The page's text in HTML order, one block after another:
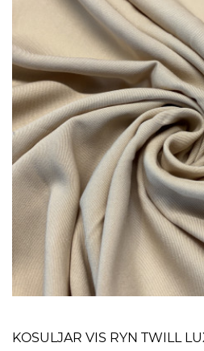
KOSULJAR VIS RYN TWILL